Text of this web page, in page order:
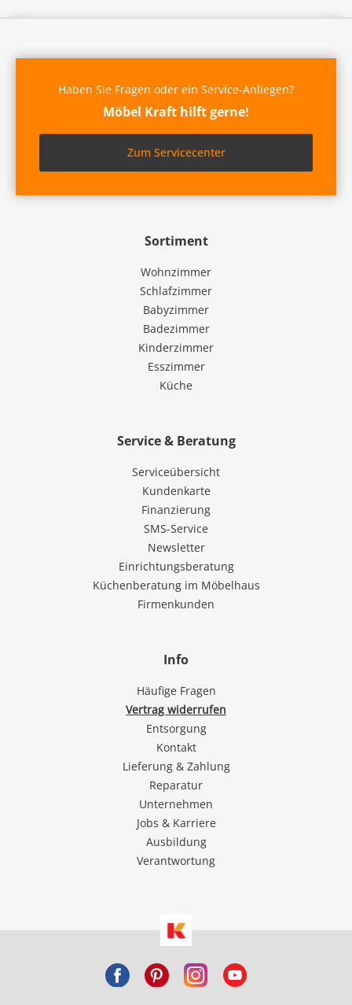
Sortiment
Wohnzimmer
Schlafzimmer
Babyzimmer
Badezimmer
Kinderzimmer
Esszimmer
Küche
Service & Beratung
Serviceübersicht
Kundenkarte
Finanzierung
SMS-Service
Newsletter
Einrichtungsberatung
Küchenberatung im Möbelhaus
Firmenkunden
Info
Häufige Fragen
Vertrag widerrufen
Entsorgung
Kontakt
Lieferung & Zahlung
Reparatur
Unternehmen
Jobs & Karriere
Ausbildung
Verantwortung
Haben Sie Fragen oder ein Service-Anliegen?
Möbel Kraft hilft gerne!
Zum Servicecenter